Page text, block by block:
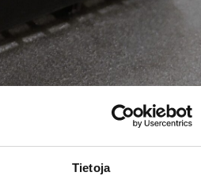
Tietoja